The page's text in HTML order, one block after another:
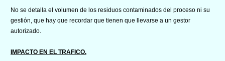
No se detalla el volumen de los residuos contaminados del proceso ni su
gestión, que hay que recordar que tienen que llevarse a un gestor
autorizado.
IMPACTO EN EL TRAFICO.